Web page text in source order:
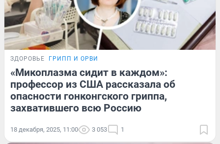
ЗДОРОВЬЕ ГРИПП И ОРВИ
«Микоплазма сидит в каждом»:
профессор из США рассказала об
опасности гонконгского гриппа,
захватившего всю Россию
18 декабря, 2025, 11:00 3 053 1